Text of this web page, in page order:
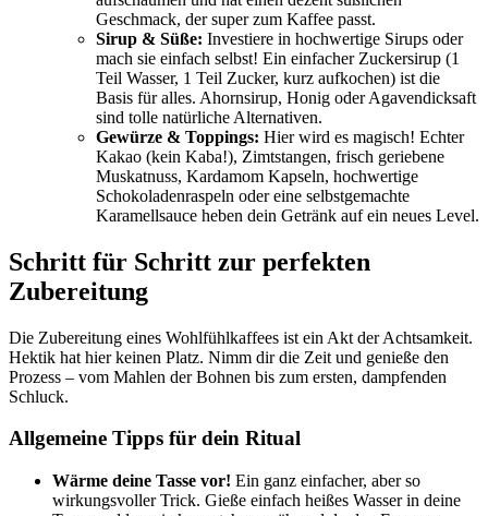
Geschmack, der super zum Kaffee passt.
Sirup & Süße: Investiere in hochwertige Sirups oder
mach sie einfach selbst! Ein einfacher Zuckersirup (1
Teil Wasser, 1 Teil Zucker, kurz aufkochen) ist die
Basis für alles. Ahornsirup, Honig oder Agavendicksaft
sind tolle natürliche Alternativen.
Gewürze & Toppings: Hier wird es magisch! Echter
Kakao (kein Kaba!), Zimtstangen, frisch geriebene
Muskatnuss, Kardamom Kapseln, hochwertige
Schokoladenraspeln oder eine selbstgemachte
Karamellsauce heben dein Getränk auf ein neues Level.
Schritt für Schritt zur perfekten
Zubereitung
Die Zubereitung eines Wohlfühlkaffees ist ein Akt der Achtsamkeit.
Hektik hat hier keinen Platz. Nimm dir die Zeit und genieße den
Prozess – vom Mahlen der Bohnen bis zum ersten, dampfenden
Schluck.
Allgemeine Tipps für dein Ritual
Wärme deine Tasse vor! Ein ganz einfacher, aber so
wirkungsvoller Trick. Gieße einfach heißes Wasser in deine